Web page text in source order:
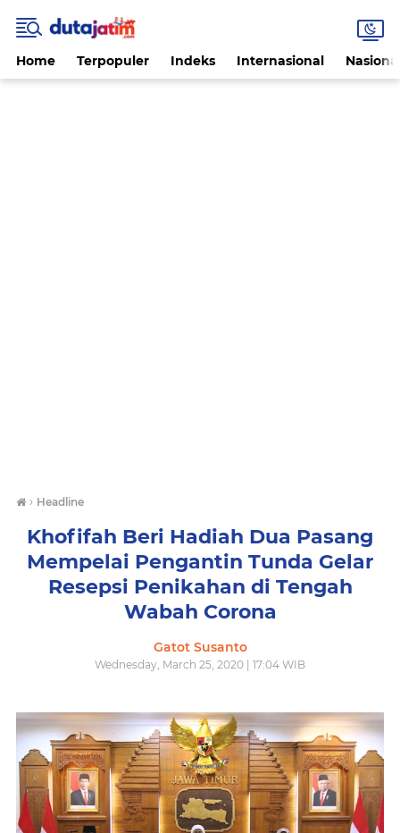
Home Terpopuler Indeks Internasional
› Headline
Khofifah Beri Hadiah Dua Pasang
Mempelai Pengantin Tunda Gelar
Resepsi Penikahan di Tengah
Wabah Corona
Gatot Susanto
Wednesday, March 25, 2020 | 17:04 WIB